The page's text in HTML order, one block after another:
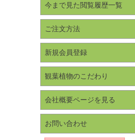
今まで見た閲覧履歴一覧
ご注文方法
新規会員登録
観葉植物のこだわり
会社概要ページを見る
お問い合わせ